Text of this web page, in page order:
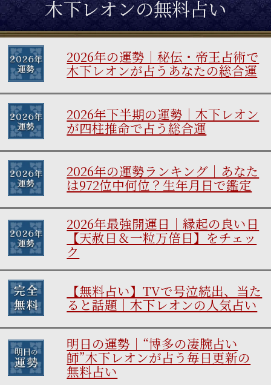
木下レオンの無料占い
2026年の運勢｜秘伝・帝王占術で
木下レオンが占うあなたの総合運
2026年下半期の運勢｜木下レオン
が四柱推命で占う総合運
2026年の運勢ランキング｜あなた
は972位中何位？生年月日で鑑定
2026年最強開運日｜縁起の良い日
【天赦日＆一粒万倍日】をチェッ
ク
【無料占い】TVで号泣続出、当た
ると話題｜木下レオンの人気占い
明日の運勢｜“博多の凄腕占い
師”木下レオンが占う毎日更新の
無料占い